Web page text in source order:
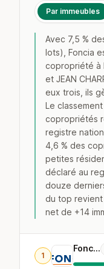
Par immeubles
Avec 7,5 %
lots), Foncia
copropriété à
et JEAN
eux trois, ils
Le
copropriétés
registre
4,6 % des
petites
déclaré au
douze
du top revient
net de +14
1
Foncia